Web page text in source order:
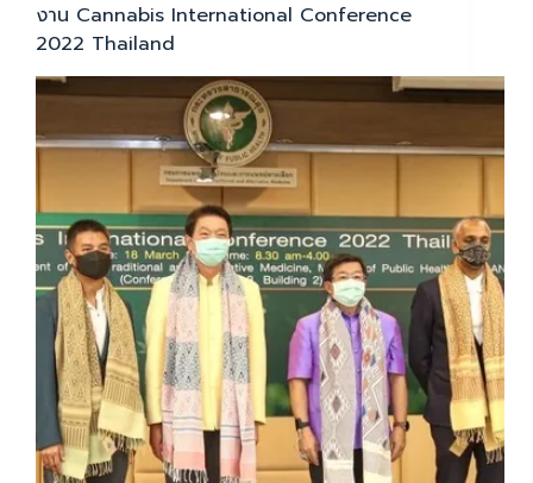
งาน Cannabis International Conference
2022 Thailand